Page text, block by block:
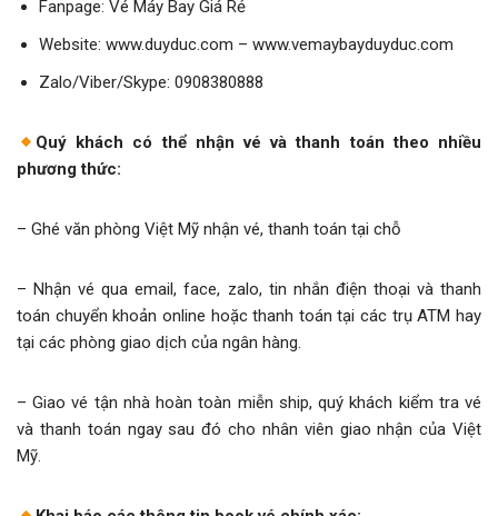
Fanpage: Vé Máy Bay Giá Rẻ
Website: www.duyduc.com – www.vemaybayduyduc.com
Zalo/Viber/Skype: 0908380888
Quý khách có thể nhận vé và thanh toán theo nhiều
phương thức:
– Ghé văn phòng Việt Mỹ nhận vé, thanh toán tại chỗ
– Nhận vé qua email, face, zalo, tin nhắn điện thoại và thanh
toán chuyển khoản online hoặc thanh toán tại các trụ ATM hay
tại các phòng giao dịch của ngân hàng.
– Giao vé tận nhà hoàn toàn miễn ship, quý khách kiểm tra vé
và thanh toán ngay sau đó cho nhân viên giao nhận của Việt
Mỹ.